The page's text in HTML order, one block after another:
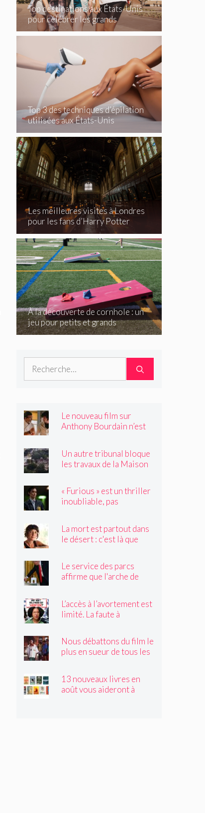
Top destinations aux États-Unis
pour célébrer les grands
événements
Top 3 des techniques d’épilation
utilisées aux États-Unis
Les meilleures visites à Londres
pour les fans d’Harry Potter
À la découverte de cornhole : un
jeu pour petits et grands
Rechercher :
Le nouveau film sur
Anthony Bourdain n’est
Un autre tribunal bloque
les travaux de la Maison
suprême
« Furious » est un thriller
inoubliable, pas
La mort est partout dans
le désert : c'est là que
Le service des parcs
affirme que l'arche de
Pourrait-il être déplacé ?
L’accès à l’avortement est
limité. La faute à
Nous débattons du film le
plus en sueur de tous les
13 nouveaux livres en
août vous aideront à